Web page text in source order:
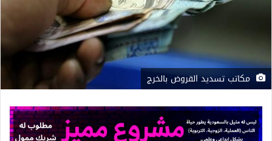
مكاتب تسديد القروض بالخرج